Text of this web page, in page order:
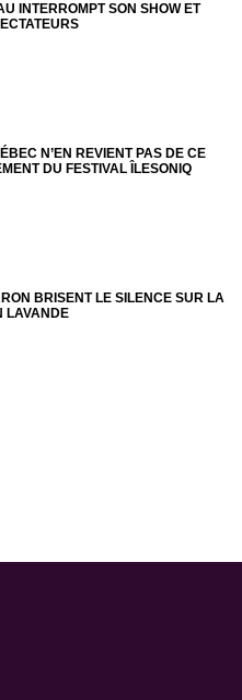
INTERROMPT SON SHOW ET
N’EN REVIENT PAS DE CE
DU FESTIVAL ÎLESONIQ
BRISENT LE SILENCE SUR LA
LAVANDE